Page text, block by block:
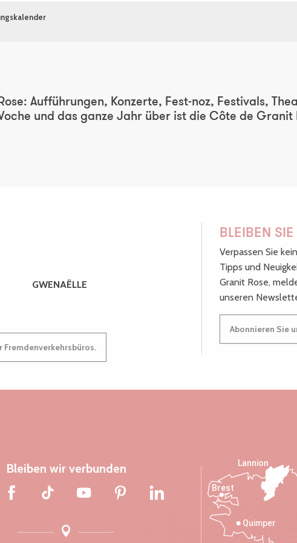
Aufführungen, Konzerte, Fest-noz, Festivals,
und das ganze Jahr über ist die Côte de Granit
GWENAËLLE
Fremdenverkehrsbüros.
BLEIBEN
Verpassen Sie
Tipps und
Granit Rose,
unseren
Abonnieren Sie
Bleiben wir verbunden
Quimper
Lannion
Brest